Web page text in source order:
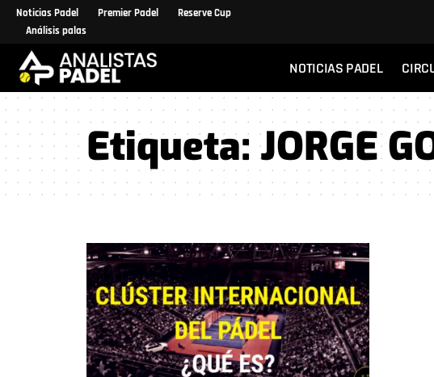
Noticias Padel Premier Padel
Reserve Cup
Análisis palas
NOTICIAS PADEL
Etiqueta:JORGE